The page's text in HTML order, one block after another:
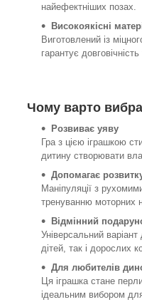
найефектніших позах.
Високоякісні
Виготовлений із
гарантує
Чому варто
Розвиває уяву
Гра з цією іграшкою
дитину створювати
Допомагає
Маніпуляції з
тренуванню моторних
Відмінний
Універсальний
дітей, так і дорослих
Для любителів
Ця іграшка стане
ідеальним вибором